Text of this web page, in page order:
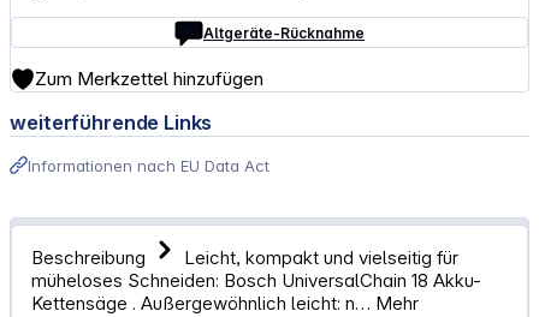
Altgeräte-Rücknahme
Zum Merkzettel hinzufügen
weiterführende Links
Informationen nach EU Data Act
Beschreibung
Leicht, kompakt und vielseitig für
müheloses Schneiden: Bosch UniversalChain 18 Akku-
Kettensäge . Außergewöhnlich leicht: n… Mehr